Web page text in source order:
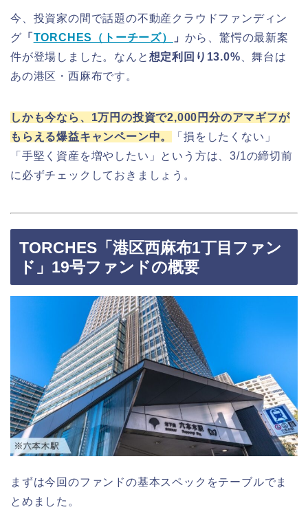
今、投資家の間で話題の不動産クラウドファンディン
グ 「 TORCHES（トーチーズ） 」 から、驚愕の最新案
件が登場しました。なんと 想定利回り13.0% 、舞台は
あの港区・西麻布です。
しかも今なら、1万円の投資で2,000円分のアマギフが
もらえる爆益キャンペーン中。
「損をしたくない」
「手堅く資産を増やしたい」という方は、3/1の締切前
に必ずチェックしておきましょう。
TORCHES「港区西麻布1丁目ファン
ド」19号ファンドの概要
まずは今回のファンドの基本スペックをテーブルでま
とめました。